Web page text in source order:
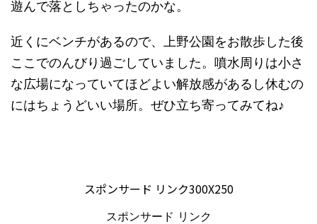
遊んで落としちゃったのかな。
近くにベンチがあるので、上野公園をお散歩した後
ここでのんびり過ごしていました。噴水周りは小さ
な広場になっていてほどよい解放感があるし休むの
にはちょうどいい場所。ぜひ立ち寄ってみてね♪
スポンサード リンク300X250
スポンサード リンク